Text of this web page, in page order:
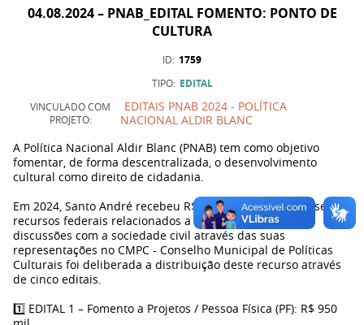
04.08.2024 – PNAB_EDITAL FOMENTO: PONTO DE
CULTURA
ID 1759
TIPO EDITAL
VINCULADO COM
PROJETO
EDITAIS PNAB 2024 - POLÍTICA
NACIONAL ALDIR BLANC
A Política Nacional Aldir Blanc (PNAB) tem como objetivo
fomentar, de forma descentralizada, o desenvolvimento
cultural como direito de cidadania.
Em 2024, Santo André recebeu R$ 4.6 milhões de repasse de
recursos federais relacionados a esta lei e a partir de
discussões com a sociedade civil através das suas
representações no CMPC - Conselho Municipal de Políticas
Culturais foi deliberada a distribuição deste recurso através
de cinco editais.
1️⃣ EDITAL 1 – Fomento a Projetos / Pessoa Física (PF): R$ 950